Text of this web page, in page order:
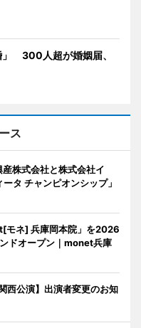
300人超が婚姻届、
ス
株式会社と株式会社イ
タ チャンピオンシップ」
モネ] 兵庫岡本院」を2026
ドオープン｜monet兵庫
西公演】出演者変更のお知